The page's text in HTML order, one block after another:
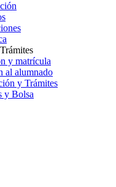
y matrícula
al alumnado
y Trámites
y Bolsa